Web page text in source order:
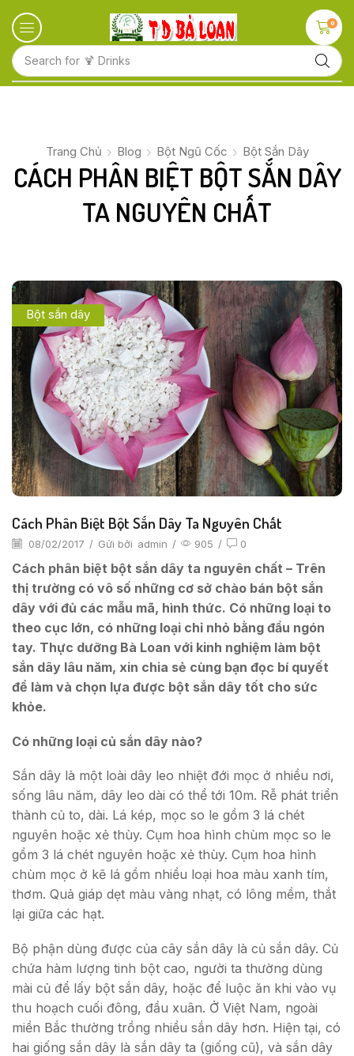
Search for 🍋 Fruits
0
Trang Chủ Blog Bột Ngũ Cốc Bột Sắn Dây
CÁCH PHÂN BIỆT BỘT SẮN DÂY
TA NGUYÊN CHẤT
Bột sắn dây
Cách Phân Biệt Bột Sắn Dây Ta Nguyên Chất
08/02/2017 / Gửi bởi admin / 905 / 0
Cách phân biệt bột sắn dây ta nguyên chất – Trên
thị trường có vô số những cơ sở chào bán bột sắn
dây với đủ các mẫu mã, hình thức. Có những loại to
theo cục lớn, có những loại chỉ nhỏ bằng đầu ngón
tay. Thực dưỡng Bà Loan với kinh nghiệm làm bột
sắn dây lâu năm, xin chia sẻ cùng bạn đọc bí quyết
để làm và chọn lựa được bột sắn dây tốt cho sức
khỏe.
Có những loại củ sắn dây nào?
Sắn dây là một loài dây leo nhiệt đới mọc ở nhiều nơi,
sống lâu năm, dây leo dài có thể tới 10m. Rễ phát triển
thành củ to, dài. Lá kép, mọc so le gồm 3 lá chét
nguyên hoặc xẻ thùy. Cụm hoa hình chùm mọc so le
gồm 3 lá chét nguyên hoặc xẻ thùy. Cụm hoa hình
chùm mọc ở kẽ lá gồm nhiều loại hoa màu xanh tím,
thơm. Quả giáp dẹt màu vàng nhạt, có lông mềm, thắt
lại giữa các hạt.
Bộ phận dùng được của cây sắn dây là củ sắn dây. Củ
chứa hàm lượng tinh bột cao, người ta thường dùng
mài củ để lấy bột sắn dây, hoặc để luộc ăn khi vào vụ
thu hoạch cuối đông, đầu xuân. Ở Việt Nam, ngoài
miền Bắc thường trồng nhiều sắn dây hơn. Hiện tại, có
hai giống sắn dây là sắn dây ta (giống cũ), và sắn dây